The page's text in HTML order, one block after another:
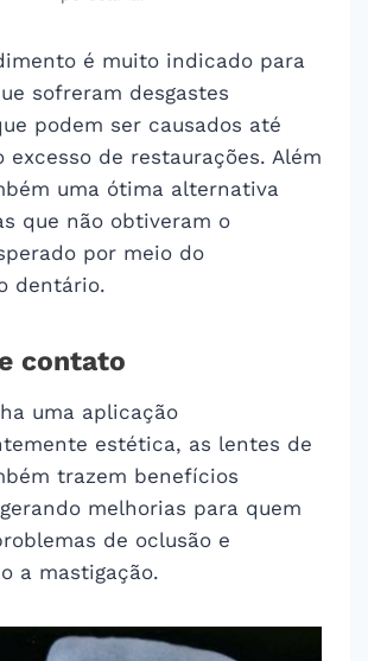
é muito indicado para
sofreram desgastes
podem ser causados até
excesso de restaurações. Além
uma ótima alternativa
que não obtiveram o
por meio do
dentário.
contato
uma aplicação
estética, as lentes de
trazem benefícios
melhorias para quem
de oclusão e
a mastigação.